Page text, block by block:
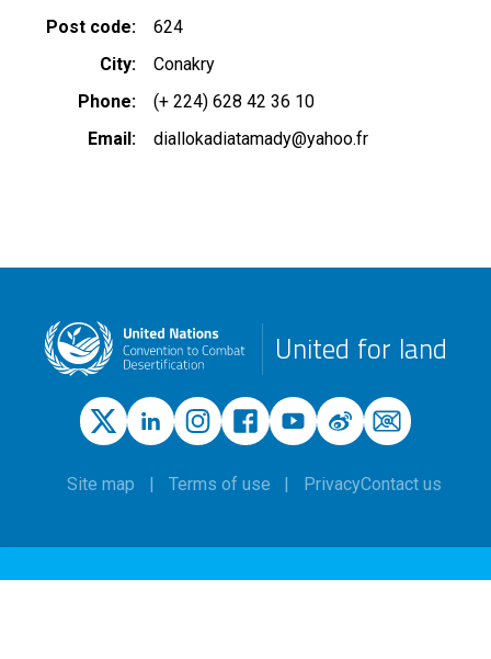
Post code
624
City
Conakry
Phone
(+ 224) 628 42 36 10
Email
diallokadiatamady@yahoo.fr
United for land
Site map Terms of use PrivacyContact us